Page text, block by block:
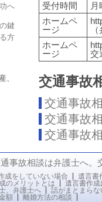
へ
鍵
方
、
受付時間
ホームペ
ージ
ホームペ
ージ
交
交通事故
交通事故
交通事故
交通事故
事故相談は弁護士へ。
成をしていない場合
遺言書
のメリットとは
遺言書作
、弁護士へ
話がまとまら
額 離婚方法の相談